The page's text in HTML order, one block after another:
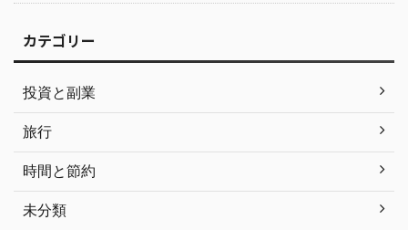
カテゴリー
投資と副業
旅行
時間と節約
未分類